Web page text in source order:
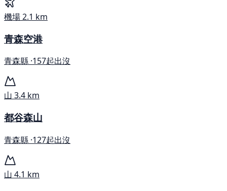
機場2.1 km
青森空港
青森縣 ·157起出沒
山 3.4 km
都谷森山
青森縣 ·127起出沒
山 4.1 km